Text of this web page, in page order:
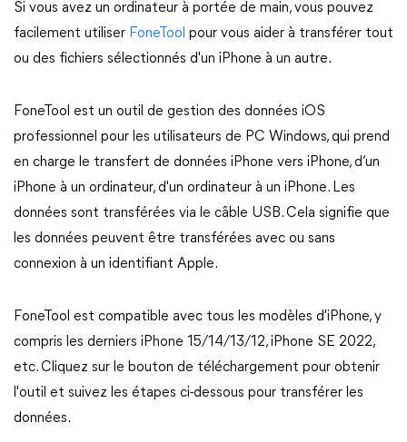
Si vous avez un ordinateur à portée de main, vous pouvez
facilement utiliser FoneTool pour vous aider à transférer tout
ou des fichiers sélectionnés d'un iPhone à un autre.
FoneTool est un outil de gestion des données iOS
professionnel pour les utilisateurs de PC Windows, qui prend
en charge le transfert de données iPhone vers iPhone, d’un
iPhone à un ordinateur, d'un ordinateur à un iPhone. Les
données sont transférées via le câble USB. Cela signifie que
les données peuvent être transférées avec ou sans
connexion à un identifiant Apple.
FoneTool est compatible avec tous les modèles d'iPhone, y
compris les derniers iPhone 15/14/13/12, iPhone SE 2022,
etc. Cliquez sur le bouton de téléchargement pour obtenir
l'outil et suivez les étapes ci-dessous pour transférer les
données.